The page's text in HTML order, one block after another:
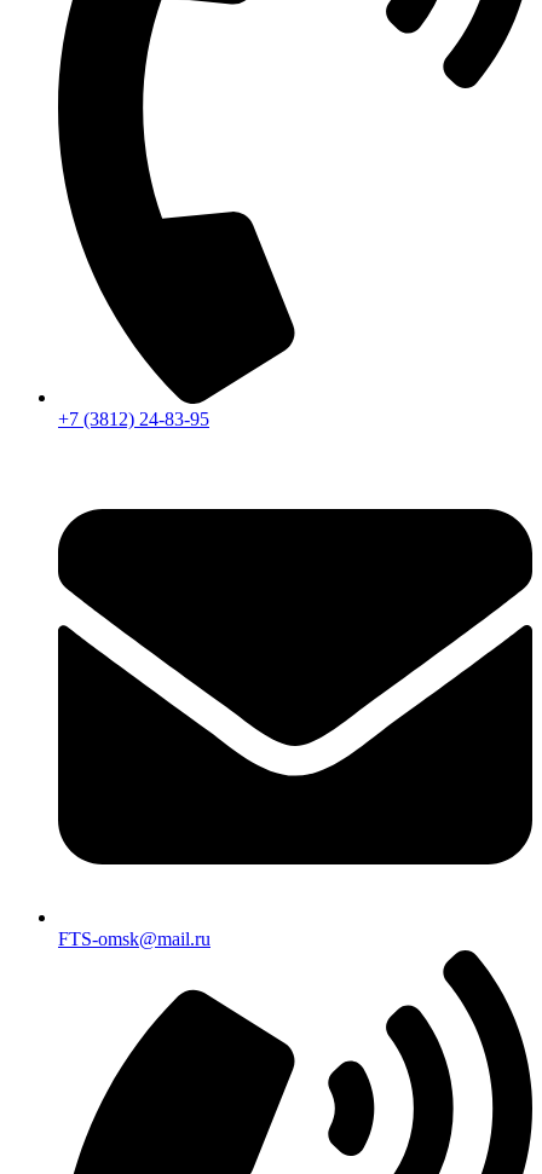
+7 (3812) 24-83-95
FTS-omsk@mail.ru